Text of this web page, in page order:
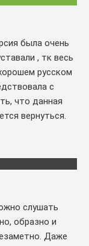
была очень
, тк весь
русском
с
что данная
вернуться.
слушать
образно и
Даже